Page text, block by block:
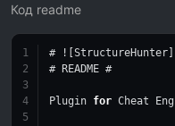
Код readme
#
# README #
Plugin for Cheat